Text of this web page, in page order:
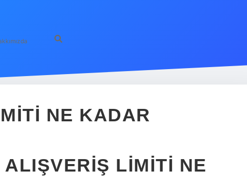
NE KADAR
LIMITI NE